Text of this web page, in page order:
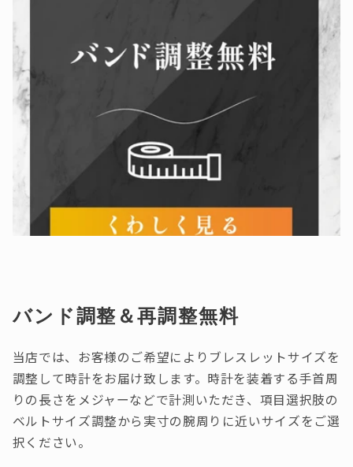
バンド調整＆再調整無料
当店では、お客様のご希望によりブレスレットサイズを
調整して時計をお届け致します。時計を装着する手首周
りの長さをメジャーなどで計測いただき、項目選択肢の
ベルトサイズ調整から実寸の腕周りに近いサイズをご選
択ください。